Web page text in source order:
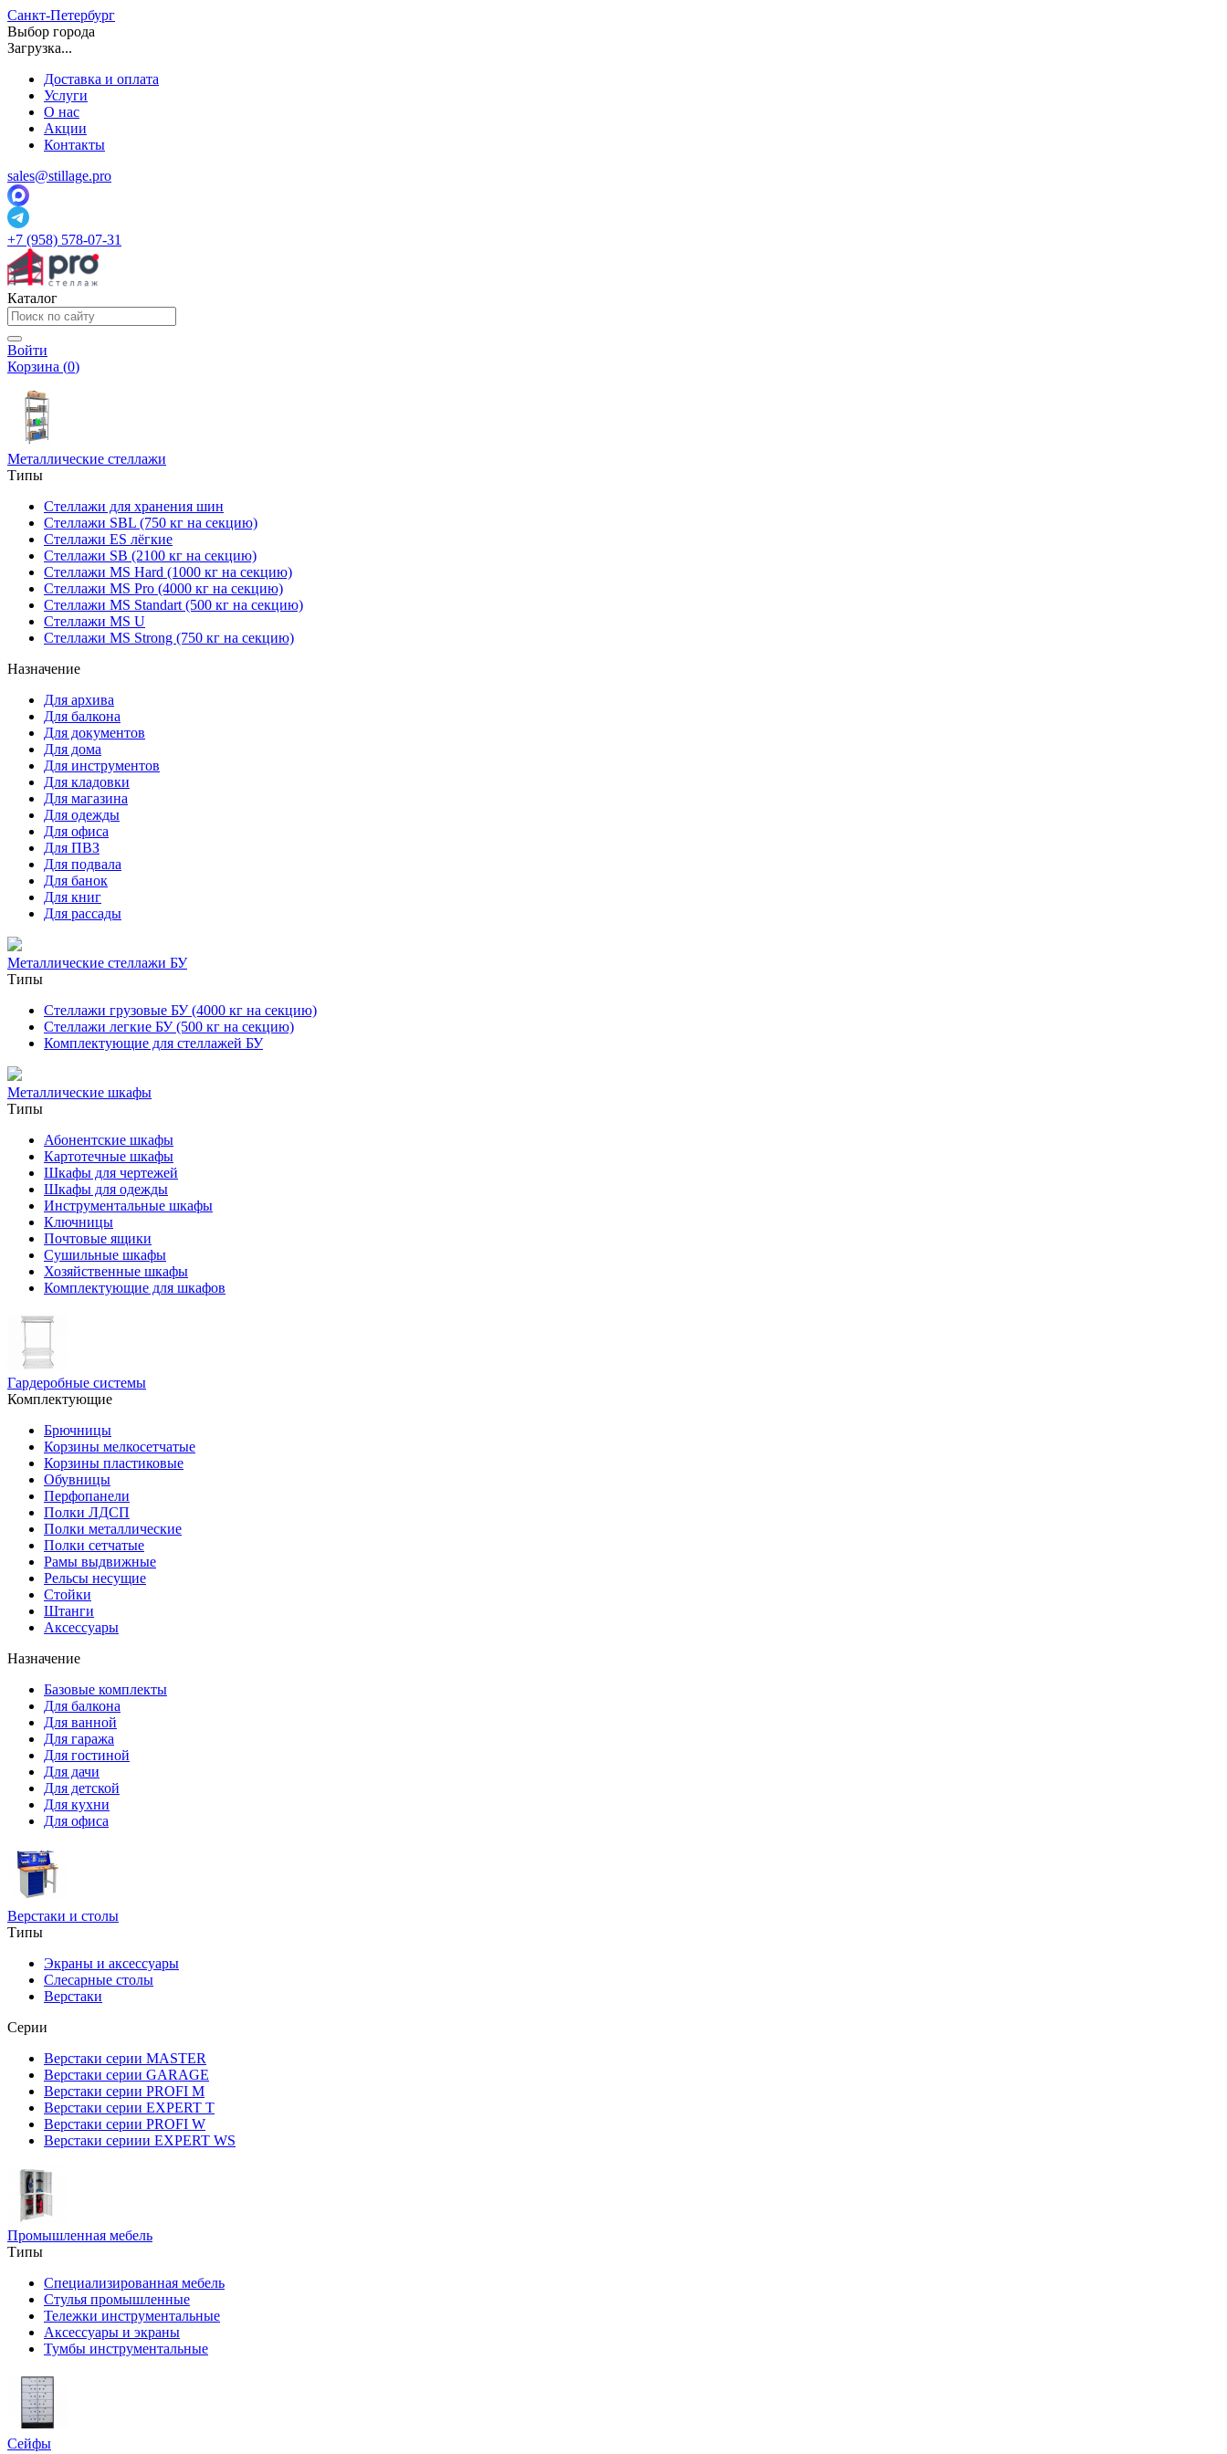
Санкт-Петербург
Выбор города
Загрузка...
Доставка и оплата
Услуги
О нас
Акции
Контакты
sales@stillage.pro
+7 (958) 578-07-31
Каталог
Войти
Корзина (0)
Металлические стеллажи
Типы
Стеллажи для хранения шин
Стеллажи SBL (750 кг на секцию)
Стеллажи ES лёгкие
Стеллажи SB (2100 кг на секцию)
Стеллажи MS Hard (1000 кг на секцию)
Стеллажи MS Pro (4000 кг на секцию)
Стеллажи MS Standart (500 кг на секцию)
Стеллажи MS U
Стеллажи MS Strong (750 кг на секцию)
Назначение
Для архива
Для балкона
Для документов
Для дома
Для инструментов
Для кладовки
Для магазина
Для одежды
Для офиса
Для ПВЗ
Для подвала
Для банок
Для книг
Для рассады
Металлические стеллажи БУ
Типы
Стеллажи грузовые БУ (4000 кг на секцию)
Стеллажи легкие БУ (500 кг на секцию)
Комплектующие для стеллажей БУ
Металлические шкафы
Типы
Абонентские шкафы
Картотечные шкафы
Шкафы для чертежей
Шкафы для одежды
Инструментальные шкафы
Ключницы
Почтовые ящики
Сушильные шкафы
Хозяйственные шкафы
Комплектующие для шкафов
Гардеробные системы
Комплектующие
Брючницы
Корзины мелкосетчатые
Корзины пластиковые
Обувницы
Перфопанели
Полки ЛДСП
Полки металлические
Полки сетчатые
Рамы выдвижные
Рельсы несущие
Стойки
Штанги
Аксессуары
Назначение
Базовые комплекты
Для балкона
Для ванной
Для гаража
Для гостиной
Для дачи
Для детской
Для кухни
Для офиса
Верстаки и столы
Типы
Экраны и аксессуары
Слесарные столы
Верстаки
Серии
Верстаки серии MASTER
Верстаки серии GARAGE
Верстаки серии PROFI M
Верстаки серии EXPERT T
Верстаки серии PROFI W
Верстаки сериии EXPERT WS
Промышленная мебель
Типы
Специализированная мебель
Стулья промышленные
Тележки инструментальные
Аксессуары и экраны
Тумбы инструментальные
Сейфы